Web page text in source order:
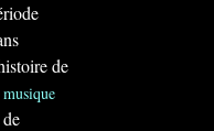
de
musique